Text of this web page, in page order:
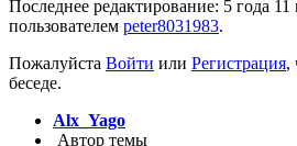
Последнее редактирование: 5 года 11
пользователем peter8031983.
Пожалуйста Войти или Регистрация,
беседе.
Alx_Yago
Автор темы